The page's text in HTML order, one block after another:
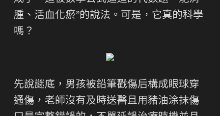
腫、活血化瘀”的說法。可是，它真的科學
嗎？
先說謎底，男孩被鉛筆戳傷后構成眼球穿
通傷，老師沒有及時送醫且用豬油涂抹傷